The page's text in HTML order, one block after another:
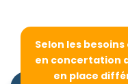
Selon les
en concertation
en place